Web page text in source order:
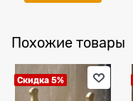
Похожие товары
Скидка 5%